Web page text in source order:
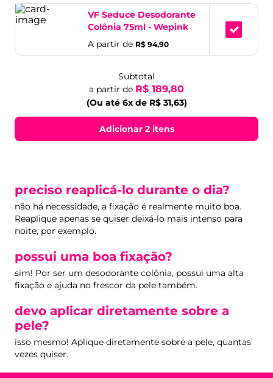
VF Seduce Desodorante
Colônia 75ml - Wepink
A partir de R$ 94,90
Subtotal
a partir de R$ 189,80
(Ou até 6x de R$ 31,63)
Adicionar 2 itens
preciso reaplicá-lo durante o dia?
não há necessidade, a fixação é realmente muito boa.
Reaplique apenas se quiser deixá-lo mais intenso para
noite, por exemplo.
possui uma boa fixação?
sim! Por ser um desodorante colônia, possui uma alta
fixação e ajuda no frescor da pele também.
devo aplicar diretamente sobre a
pele?
isso mesmo! Aplique diretamente sobre a pele, quantas
vezes quiser.